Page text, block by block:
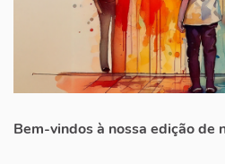
Bem-vindos à nossa edição de